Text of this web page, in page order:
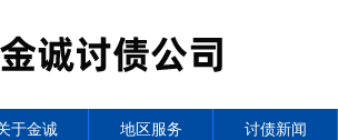
于金诚 地区服务 讨债新闻